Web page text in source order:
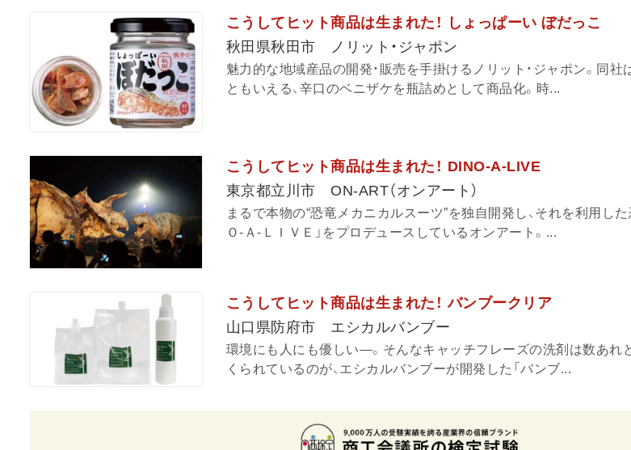
こうしてヒット商品は生まれた！ しょっぱーい ぼだっこ
秋田県秋田市 ノリット・ジャポン
魅力的な地域産品の開発・販売を手掛けるノリット・ジャポン。同
ともいえる、辛口のベニザケを瓶詰めとして商品化。時...
こうしてヒット商品は生まれた！ DINO-A-LIVE
東京都立川市 ON-ART（オンアート）
まるで本物の“恐竜メカニカルスーツ”を独自開発し、それを利用し
Ｏ-Ａ-ＬＩＶＥ」をプロデュースしているオンアート。...
こうしてヒット商品は生まれた！ バンブークリア
山口県防府市 エシカルバンブー
環境にも人にも優しい―。そんなキャッチフレーズの洗剤は数あれ
くられているのが、エシカルバンブーが開発した「バンブ...